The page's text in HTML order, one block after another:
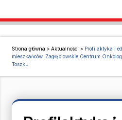
Strona główna > Aktualności > Profilaktyka i
mieszkańców. Zagłębiowskie Centrum
Toszku